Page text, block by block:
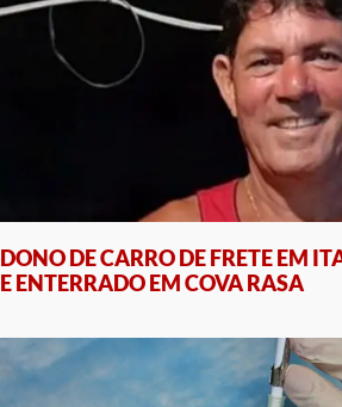
DONO DE CARRO DE FRETE EM
E ENTERRADO EM COVA RASA